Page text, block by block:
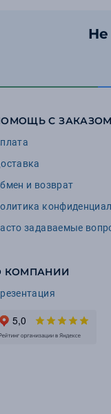
Не
С ЗАКАЗОМ
и возврат
задаваемые
КОМПАНИИ